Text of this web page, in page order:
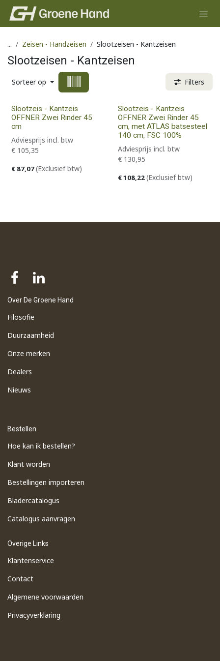
Overslaan naar inhoud
... Zeisen - Handzeisen Slootzeisen - Kantzeisen
Slootzeisen - Kantzeisen
Sorteer op Filters
Slootzeis - Kantzeis
OFFNER Zwei Rinder 45
cm
€ 87,07(Exclusief btw)
Adviesprijs incl. btw
€ 105,35
Slootzeis - Kantzeis
OFFNER Zwei Rinder 45
cm, met ATLAS batsesteel
140 cm, FSC 100%
€108,22(Exclusief btw)
Adviesprijs incl. btw
€ 130,95
Over De Groene Hand
Filosofie
Duurzaamheid
Onze merken
Dealers
Nieuws
Bestellen
Hoe kan ik bestellen?
Klant worden
Bestellingen importeren
​Bladercatalogus
​Catalogus aanvragen
Overige Links
Klantenservice
Contact
Algemene voorwaarden
Privacyverklaring